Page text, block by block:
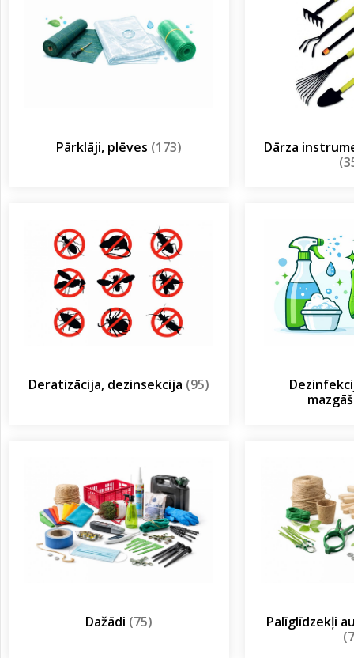
Pārklāji, plēves (173)
Dārza
Deratizācija, dezinsekcija (95)
Dažādi (75)
Palīglīdzekļi